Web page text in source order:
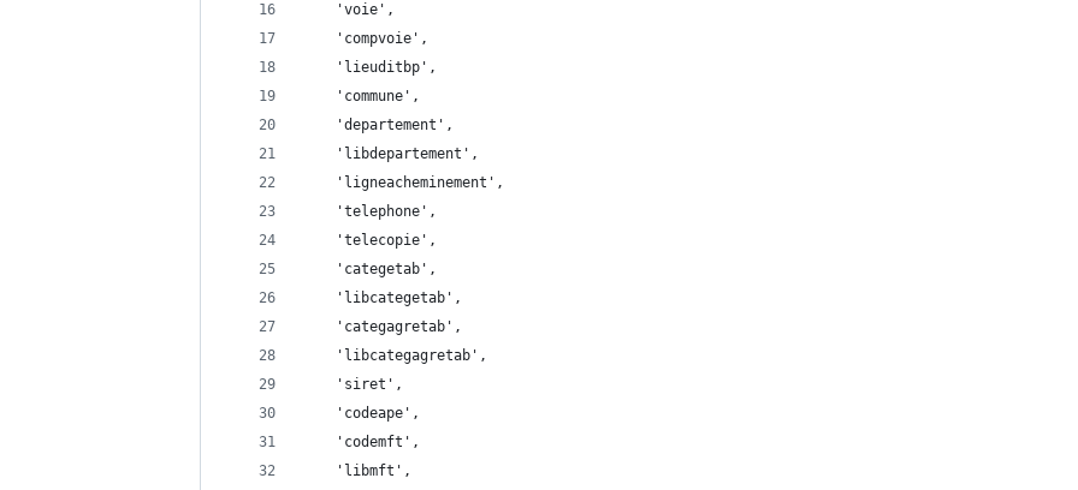
    'voie',
    'compvoie',
    'lieuditbp',
    'commune',
    'departement',
    'libdepartement',
    'ligneacheminement',
    'telephone',
    'telecopie',
    'categetab',
    'libcategetab',
    'categagretab',
    'libcategagretab',
    'siret',
    'codeape',
    'codemft',
    'libmft',